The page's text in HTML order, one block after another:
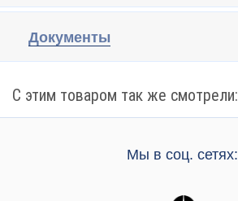
Документы
С этим товаром так же смотрели:
Мы в соц. сетях: